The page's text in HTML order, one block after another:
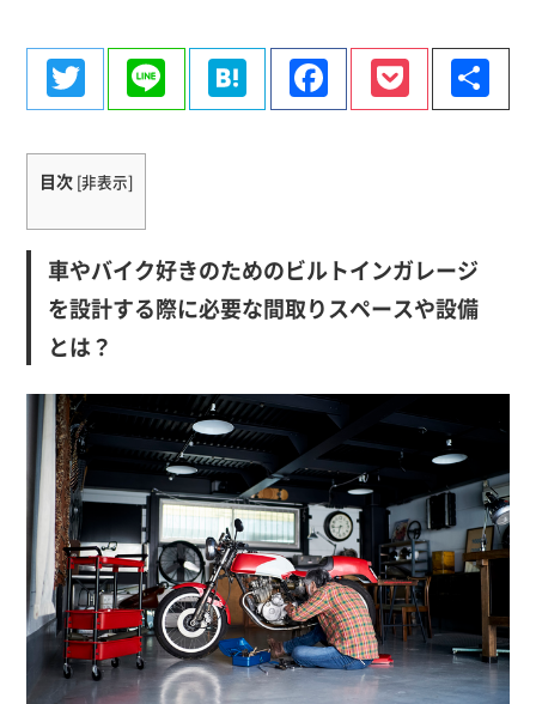
TwitterLine HatenaFacebook
Pocket
有
目次 [非表示]
車やバイク好きのためのビルトインガレージ
を設計する際に必要な間取りスペースや設備
とは？